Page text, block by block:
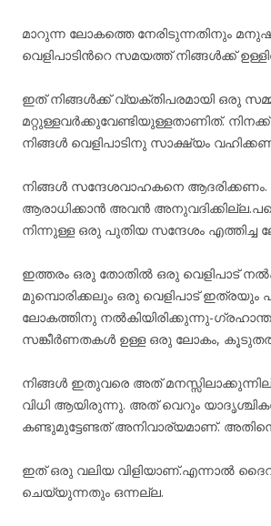
മാറുന്ന ലോകത്തെ നേരിടുന്നതിനും
വെളിപാടിൻറെ സമയത്ത് നിങ്ങൾക്ക്
ഇത് നിങ്ങൾക്ക് വ്യക്തിപരമായി ഒരു
മറ്റുള്ളവർക്കുവേണ്ടിയുള്ളതാണിത്.
നിങ്ങൾ വെളിപാടിനു സാക്ഷ്യം
നിങ്ങൾ സന്ദേശവാഹകനെ
ആരാധിക്കാൻ അവൻ
നിന്നുള്ള ഒരു പുതിയ സന്ദേശം എത്തിച്ച
ഇത്തരം ഒരു തോതിൽ ഒരു വെളിപാട്
മുമ്പൊരിക്കലും ഒരു വെളിപാട് ഇത്രയും
ലോകത്തിനു നൽകിയിരിക്കുന്നു-
സങ്കീർണതകൾ ഉള്ള ഒരു ലോകം,
നിങ്ങൾ ഇതുവരെ അത്
വിധി ആയിരുന്നു. അത് വെറും
കണ്ടുമുട്ടേണ്ടത് അനിവാര്യമാണ്.
ഇത് ഒരു വലിയ വിളിയാണ്.എന്നാൽ
ചെയ്യുന്നതും ഒന്നല്ല.